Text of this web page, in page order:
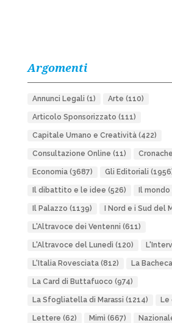
Argomenti
Annunci Legali (1) Arte (110)
Articolo Sponsorizzato (111)
Capitale Umano e Creatività(422)
Consultazione Online (11) Cronache
Economia(3687) Gli Editoriali
Il dibattito e le idee (526) Il
Il Palazzo (1139) I Nord e i Sud del
L'Altravoce dei Ventenni (611)
L'Altravoce del Lunedì (120)
L'Italia Rovesciata(812) La
La Card di Buttafuoco (974)
La Sfogliatella di Marassi (1214) Le
Lettere (62) Mimì (667)